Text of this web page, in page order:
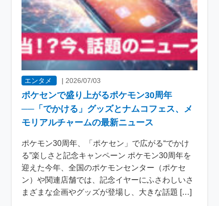
エンタメ |2026/07/03
ポケセンで盛り上がるポケモン30周年
──「でかける」グッズとナムコフェス、メ
モリアルチャームの最新ニュース
ポケモン30周年、「ポケセン」で広がる“でかけ
る”楽しさと記念キャンペーン ポケモン30周年を
迎えた今年、全国のポケモンセンター（ポケセ
ン）や関連店舗では、記念イヤーにふさわしいさ
まざまな企画やグッズが登場し、大きな話題 […]